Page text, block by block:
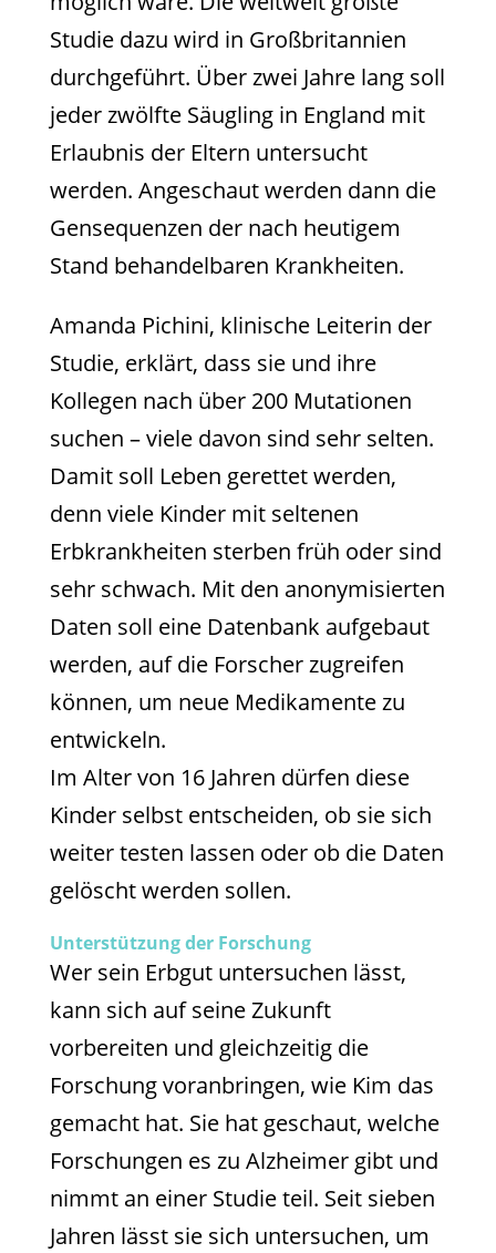
Studie dazu wird in Großbritannien
durchgeführt. Über zwei Jahre lang soll
jeder zwölfte Säugling in England mit
Erlaubnis der Eltern untersucht
werden. Angeschaut werden dann die
Gensequenzen der nach heutigem
Stand behandelbaren Krankheiten.
Amanda Pichini, klinische Leiterin der
Studie, erklärt, dass sie und ihre
Kollegen nach über 200 Mutationen
suchen – viele davon sind sehr selten.
Damit soll Leben gerettet werden,
denn viele Kinder mit seltenen
Erbkrankheiten sterben früh oder sind
sehr schwach. Mit den anonymisierten
Daten soll eine Datenbank aufgebaut
werden, auf die Forscher zugreifen
können, um neue Medikamente zu
entwickeln.
Im Alter von 16 Jahren dürfen diese
Kinder selbst entscheiden, ob sie sich
weiter testen lassen oder ob die Daten
gelöscht werden sollen.
Unterstützung der Forschung
Wer sein Erbgut untersuchen lässt,
kann sich auf seine Zukunft
vorbereiten und gleichzeitig die
Forschung voranbringen, wie Kim das
gemacht hat. Sie hat geschaut, welche
Forschungen es zu Alzheimer gibt und
nimmt an einer Studie teil. Seit sieben
Jahren lässt sie sich untersuchen, um